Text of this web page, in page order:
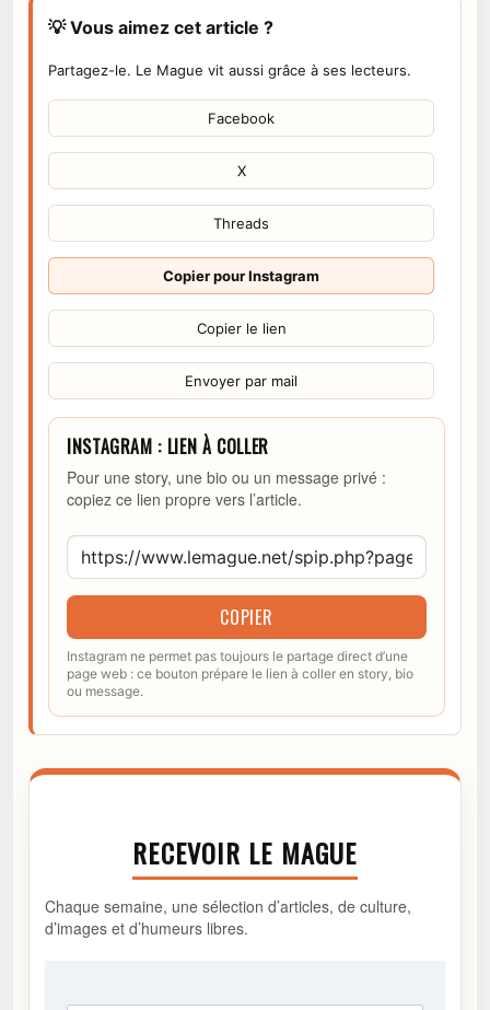
💡 Vous aimez cet article ?
Partagez-le. Le Mague vit aussi grâce à ses lecteurs.
Facebook
X
Threads
Copier pour Instagram
Copier le lien
Envoyer par mail
INSTAGRAM : LIEN À COLLER
Pour une story, une bio ou un message privé :
copiez ce lien propre vers l’article.
COPIER
Instagram ne permet pas toujours le partage direct d’une
page web : ce bouton prépare le lien à coller en story, bio
ou message.
RECEVOIR LE MAGUE
Chaque semaine, une sélection d’articles, de culture,
d’images et d’humeurs libres.